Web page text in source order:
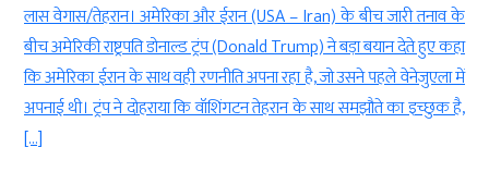
लास वेगास/तेहरान। अमेरिका और ईरान (USA – Iran) के बीच जारी तनाव के
बीच अमेरिकी राष्ट्रपति डोनाल्ड ट्रंप (Donald Trump) ने बड़ा बयान देते हुए कहा
कि अमेरिका ईरान के साथ वही रणनीति अपना रहा है, जो उसने पहले वेनेजुएला में
अपनाई थी। ट्रंप ने दोहराया कि वॉशिंगटन तेहरान के साथ समझौते का इच्छुक है,
[…]